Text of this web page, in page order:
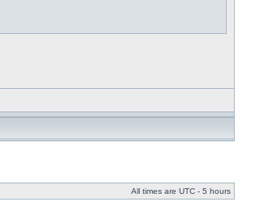
All times are UTC - 5 hours